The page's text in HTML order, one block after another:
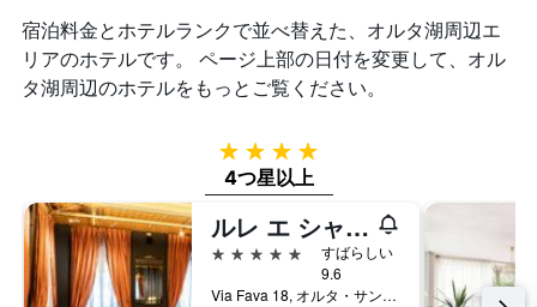
宿泊料金とホテルランクで並べ替えた、オルタ湖周辺エ
リアのホテルです。 ページ上部の日付を変更して、オル
タ湖周辺​のホテルをもっとご覧ください。
4つ星
4つ星以上
ルレ エ シャト ヴィラ クレスピ
5つ星
すばらしい
9.6
Via Fava 18, オルタ・サン・ジューリオ, ノヴァーラ県, イタリア